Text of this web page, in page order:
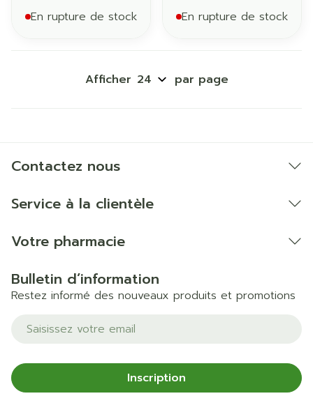
En rupture de stock En rupture de stock
Afficher par page
Contactez nous
Service à la clientèle
Votre pharmacie
Bulletin d’information
Restez informé des nouveaux produits et promotions
Adresse mail
Inscription